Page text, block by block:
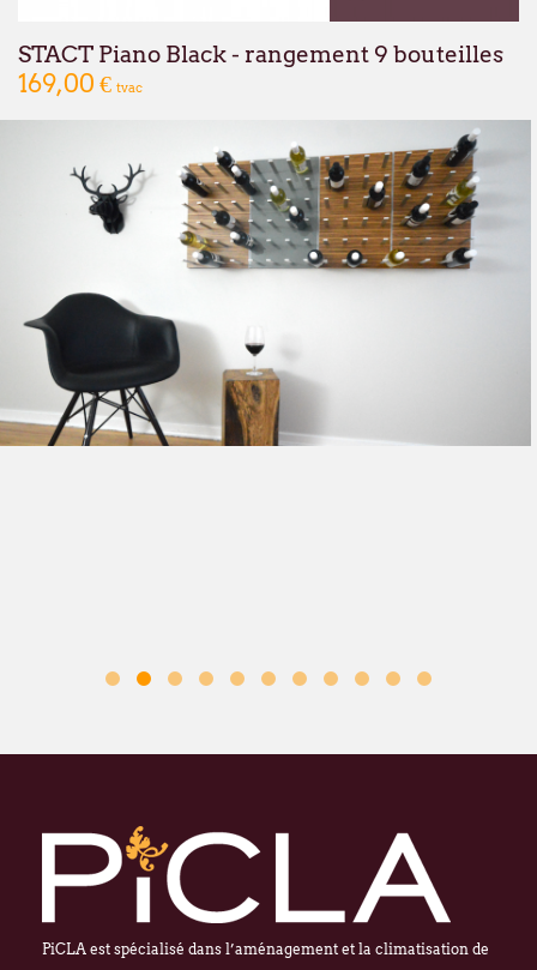
STACT Piano Black - rangement 9 bouteilles
169,00 € tvac
PiCLA est spécialisé dans l’aménagement et la climatisation de